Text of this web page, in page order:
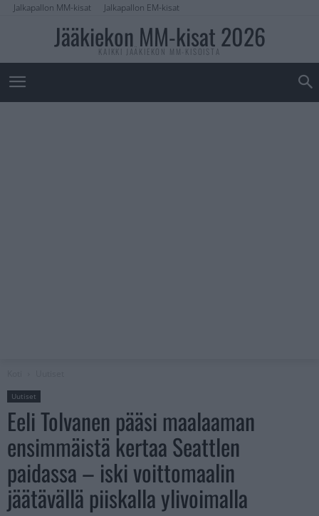
Jalkapallon MM-kisat Jalkapallon EM-kisat
Jääkiekon MM-kisat 2026
KAIKKI JÄÄKIEKON MM-KISOISTA
Uutiset
Eeli Tolvanen pääsi maalaaman
ensimmäistä kertaa Seattlen
paidassa – iski voittomaalin
jäätävällä piiskalla ylivoimalla